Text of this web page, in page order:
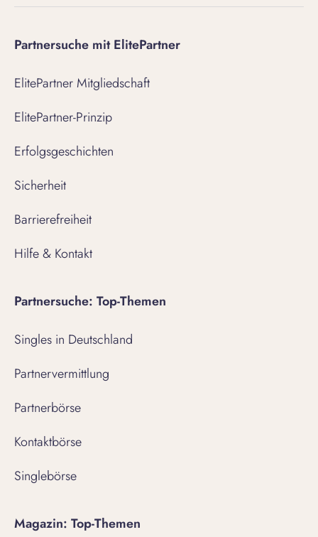
Partnersuche mit ElitePartner
ElitePartner Mitgliedschaft
ElitePartner-Prinzip
Erfolgsgeschichten
Sicherheit
Barrierefreiheit
Hilfe & Kontakt
Partnersuche: Top-Themen
Singles in Deutschland
Partnervermittlung
Partnerbörse
Kontaktbörse
Singlebörse
Magazin: Top-Themen